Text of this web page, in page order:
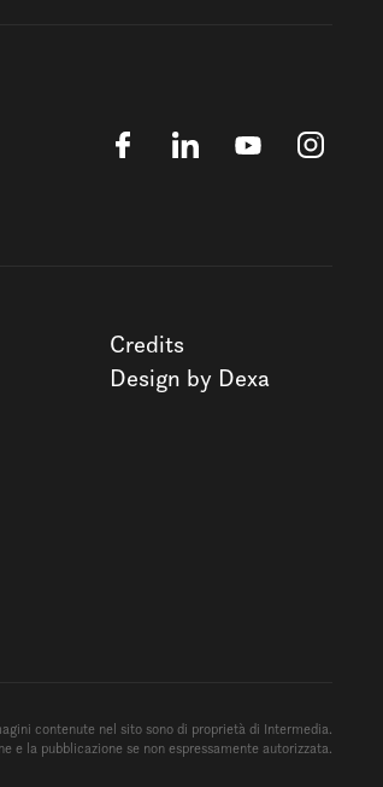
Credits
Design by Dexa
contenute nel sito sono di proprietà di Intermedia.
e la pubblicazione se non espressamente autorizzata.